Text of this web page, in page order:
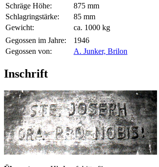
Schräge Höhe:
875 mm
Schlagringstärke:
85 mm
Gewicht:
ca. 1000 kg
Gegossen im Jahre:
1946
Gegossen von:
A. Junker, Brilon
Inschrift